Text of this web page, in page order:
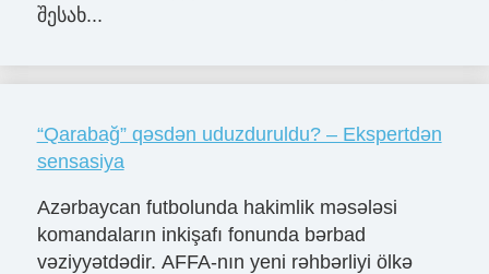
შესახ...
“Qarabağ” qəsdən uduzduruldu? – Ekspertdən
sensasiya
Azərbaycan futbolunda hakimlik məsələsi
komandaların inkişafı fonunda bərbad
vəziyyətdədir. AFFA-nın yeni rəhbərliyi ölkə